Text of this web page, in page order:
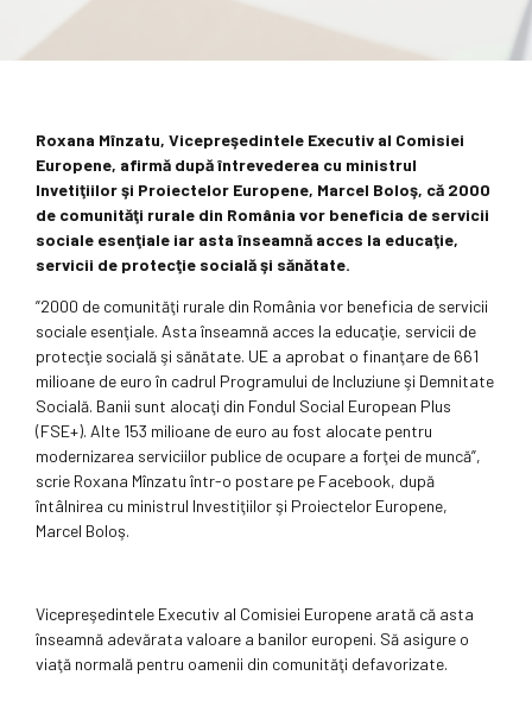
Roxana Mînzatu, Vicepreşedintele Executiv al Comisiei
Europene, afirmă după întrevederea cu ministrul
Invetiţiilor şi Proiectelor Europene, Marcel Boloş, că 2000
de comunităţi rurale din România vor beneficia de servicii
sociale esenţiale iar asta înseamnă acces la educaţie,
servicii de protecţie socială şi sănătate.
”2000 de comunităţi rurale din România vor beneficia de servicii
sociale esenţiale. Asta înseamnă acces la educaţie, servicii de
protecţie socială şi sănătate. UE a aprobat o finanţare de 661
milioane de euro în cadrul Programului de Incluziune şi Demnitate
Socială. Banii sunt alocaţi din Fondul Social European Plus
(FSE+). Alte 153 milioane de euro au fost alocate pentru
modernizarea serviciilor publice de ocupare a forţei de muncă”,
scrie Roxana Mînzatu într-o postare pe Facebook, după
întâlnirea cu ministrul Investiţiilor şi Proiectelor Europene,
Marcel Boloş.
Vicepreşedintele Executiv al Comisiei Europene arată că asta
înseamnă adevărata valoare a banilor europeni. Să asigure o
viaţă normală pentru oamenii din comunităţi defavorizate.